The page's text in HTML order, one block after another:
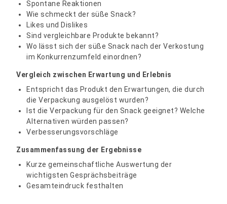
Spontane Reaktionen
Wie schmeckt der süße Snack?
Likes und Dislikes
Sind vergleichbare Produkte bekannt?
Wo lässt sich der süße Snack nach der Verkostung
im Konkurrenzumfeld einordnen?
Vergleich zwischen Erwartung und Erlebnis
Entspricht das Produkt den Erwartungen, die durch
die Verpackung ausgelöst wurden?
Ist die Verpackung für den Snack geeignet? Welche
Alternativen würden passen?
Verbesserungsvorschläge
Zusammenfassung der Ergebnisse
Kurze gemeinschaftliche Auswertung der
wichtigsten Gesprächsbeiträge
Gesamteindruck festhalten